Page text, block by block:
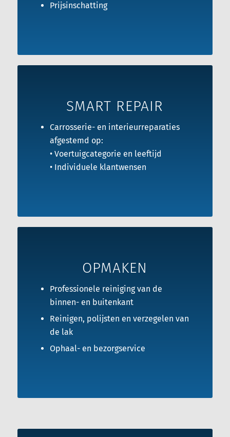
Prijsinschatting
SMART REPAIR
Carrosserie- en interieurreparaties
afgestemd op:
• Voertuigcategorie en leeftijd
• Individuele klantwensen
OPMAKEN
Professionele reiniging van de
binnen- en buitenkant
Reinigen, polijsten en verzegelen van
de lak
Ophaal- en bezorgservice